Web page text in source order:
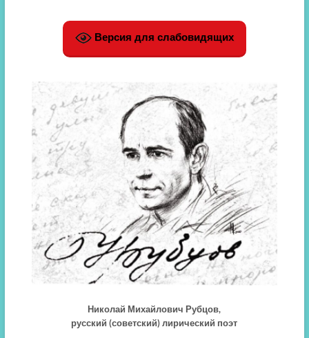
Версия для слабовидящих
Николай Михайлович Рубцов,
русский (советский) лирический поэт